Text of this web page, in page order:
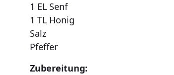
1 EL Senf
1 TL Honig
Salz
Pfeffer
Zubereitung: